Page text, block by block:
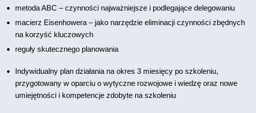
metoda ABC – czynności najważniejsze i podlegające delegowaniu
macierz Eisenhowera – jako narzędzie eliminacji czynności zbędnych
na korzyść kluczowych
reguły skutecznego planowania
Indywidualny plan działania na okres 3 miesięcy po szkoleniu,
przygotowany w oparciu o wytyczne rozwojowe i wiedzę oraz nowe
umiejętności i kompetencje zdobyte na szkoleniu